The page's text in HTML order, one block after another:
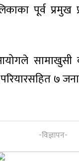
पूर्व प्रमुख
सामाखुसी
७